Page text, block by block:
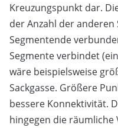
Kreuzungspunkt dar.
der Anzahl der
Segmentende
Segmente verbindet
wäre beispielsweise
Sackgasse. Größere
bessere Konnektivität.
hingegen die